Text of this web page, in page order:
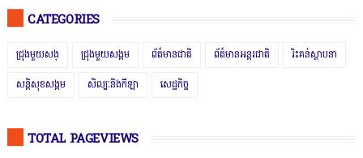
CATEGORIES
ជ្រុងមួយសង្ ជ្រុងមួយសង្គម ព័ត៌មានជាតិ ព័ត៌មានអន្តរជាតិ រិះគន់ស្ថាបនា
សន្តិសុខសង្គម សិល្បៈនិងកីឡា សេដ្ឋកិច្ច
TOTAL PAGEVIEWS